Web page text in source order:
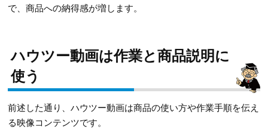
で、商品への納得感が増します。
ハウツー動画は作業と商品説明に
使う
前述した通り、ハウツー動画は商品の使い方や作業手順を伝え
る映像コンテンツです。